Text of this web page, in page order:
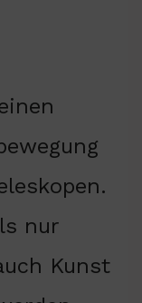
nur
Kunst